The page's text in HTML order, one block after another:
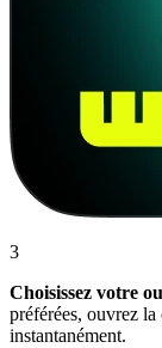
3
Choisissez votre
préférées, ouvrez
instantanément.